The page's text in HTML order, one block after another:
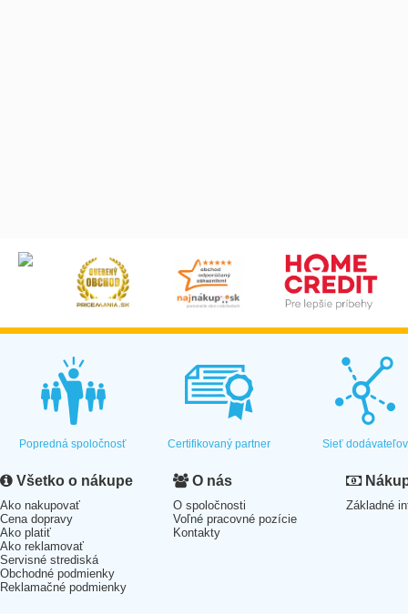
Popredná spoločnosť Certifikovaný partner Sieť dodávateľov
Všetko o nákupe
Ako nakupovať
Cena dopravy
Ako platiť
Ako reklamovať
Servisné strediská
Obchodné podmienky
Reklamačné podmienky
O nás
O spoločnosti
Voľné pracovné pozície
Kontakty
Základné